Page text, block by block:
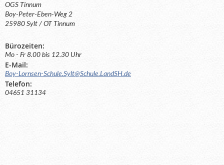
OGS Tinnum
Boy-Peter-Eben-Weg 2
25980 Sylt / OT Tinnum
Bürozeiten:
Mo - Fr 8.00 bis 12.30 Uhr
E-Mail:
Boy-Lornsen-Schule.Sylt@Schule.LandSH.de
Telefon:
04651 31134